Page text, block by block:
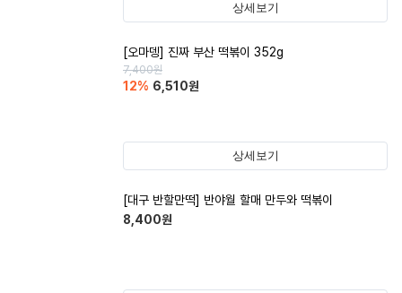
상세보기
[오마뎅] 진짜 부산 떡볶이 352g
7,400원
12% 6,510원
상세보기
[대구 반할만떡] 반야월 할매 만두와 떡볶이
8,400원